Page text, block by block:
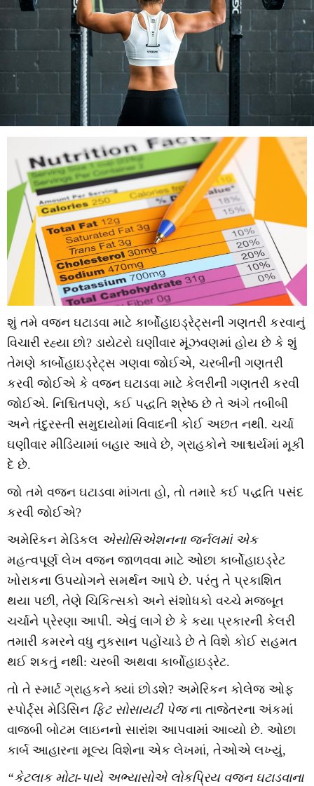
શું તમે વજન ઘટાડવા માટે કાર્બોહાઇડ્રેટ્સની ગણતરી કરવાનું
વિચારી રહ્યા છો? ડાયેટરો ઘણીવાર મૂંઝવણમાં હોય છે કે શું
તેમણે કાર્બોહાઇડ્રેટ્સ ગણવા જોઈએ, ચરબીની ગણતરી
કરવી જોઈએ કે વજન ઘટાડવા માટે કેલરીની ગણતરી કરવી
જોઈએ. નિશ્ચિતપણે, કઈ પદ્ધતિ શ્રેષ્ઠ છે તે અંગે તબીબી
અને તંદુરસ્તી સમુદાયોમાં વિવાદની કોઈ અછત નથી. ચર્ચા
ઘણીવાર મીડિયામાં બહાર આવે છે, ગ્રાહકોને આશ્ચર્યમાં મૂકી
દે છે.
જો તમે વજન ઘટાડવા માંગતા હો, તો તમારે કઈ પદ્ધતિ પસંદ
કરવી જોઈએ?
અમેરિકન મેડિકલ એસોસિએશનના જર્નલમાં એક
મહત્વપૂર્ણ લેખ વજન જાળવવા માટે ઓછા કાર્બોહાઇડ્રેટ
ખોરાકના ઉપયોગને સમર્થન આપે છે. પરંતુ તે પ્રકાશિત
થયા પછી, તેણે ચિકિત્સકો અને સંશોધકો વચ્ચે મજબૂત
ચર્ચાને પ્રેરણા આપી. એવું લાગે છે કે કયા પ્રકારની કેલરી
તમારી કમરને વધુ નુકસાન પહોંચાડે છે તે વિશે કોઈ સહમત
થઈ શકતું નથી: ચરબી અથવા કાર્બોહાઇડ્રેટ.
તો તે સ્માર્ટ ગ્રાહકને ક્યાં છોડશે? અમેરિકન કોલેજ ઓફ
સ્પોર્ટ્સ મેડિસિન ફિટ સોસાયટી પેજના તાજેતરના અંકમાં
વાજબી બોટમ લાઇનનો સારાંશ આપવામાં આવ્યો છે. ઓછા
કાર્બ આહારના મૂલ્ય વિશેના એક લેખમાં, તેઓએ લખ્યું,
“કેટલાક મોટા-પાયે અભ્યાસોએ લોકપ્રિય વજન ઘટાડવાના